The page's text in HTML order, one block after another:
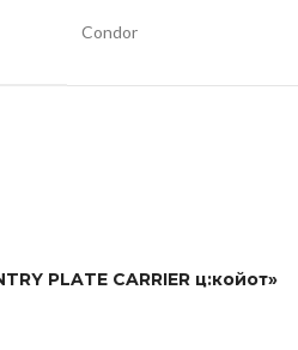
Condor
PLATE CARRIER ц:койот»